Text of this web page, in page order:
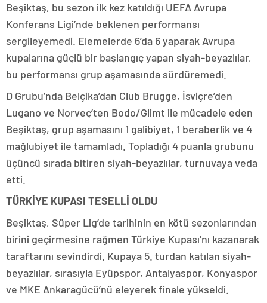
Beşiktaş, bu sezon ilk kez katıldığı UEFA Avrupa
Konferans Ligi’nde beklenen performansı
sergileyemedi. Elemelerde 6’da 6 yaparak Avrupa
kupalarına güçlü bir başlangıç yapan siyah-beyazlılar,
bu performansı grup aşamasında sürdüremedi.
D Grubu’nda Belçika’dan Club Brugge, İsviçre’den
Lugano ve Norveç’ten Bodo/Glimt ile mücadele eden
Beşiktaş, grup aşamasını 1 galibiyet, 1 beraberlik ve 4
mağlubiyet ile tamamladı. Topladığı 4 puanla grubunu
üçüncü sırada bitiren siyah-beyazlılar, turnuvaya veda
etti.
TÜRKİYE KUPASI TESELLİ OLDU
Beşiktaş, Süper Lig’de tarihinin en kötü sezonlarından
birini geçirmesine rağmen Türkiye Kupası’nı kazanarak
taraftarını sevindirdi. Kupaya 5. turdan katılan siyah-
beyazlılar, sırasıyla Eyüpspor, Antalyaspor, Konyaspor
ve MKE Ankaragücü’nü eleyerek finale yükseldi.